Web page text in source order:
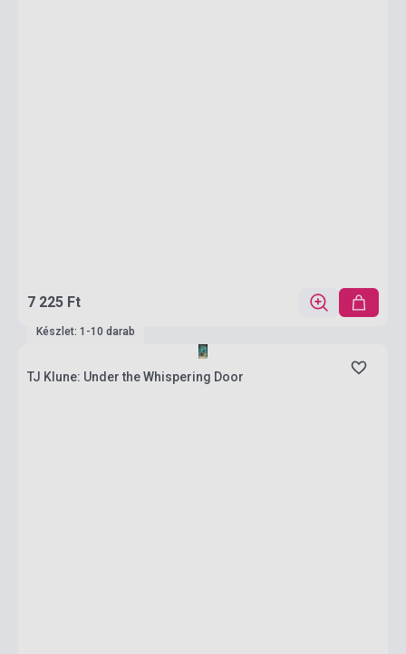
7 225 Ft
Készlet: 1-10 darab
TJ Klune: Under the Whispering Door